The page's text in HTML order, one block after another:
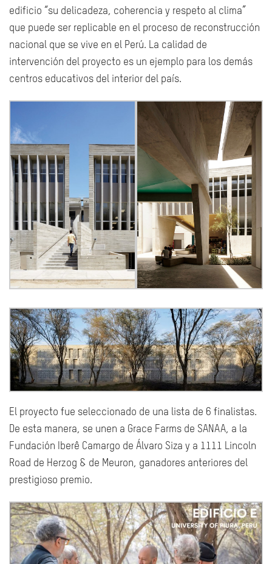
edificio “su delicadeza, coherencia y respeto al clima”
que puede ser replicable en el proceso de reconstrucción
nacional que se vive en el Perú. La calidad de
intervención del proyecto es un ejemplo para los demás
centros educativos del interior del país.
El proyecto fue seleccionado de una lista de 6 finalistas.
De esta manera, se unen a Grace Farms de SANAA, a la
Fundación Iberê Camargo de Álvaro Siza y a 1111 Lincoln
Road de Herzog & de Meuron, ganadores anteriores del
prestigioso premio.